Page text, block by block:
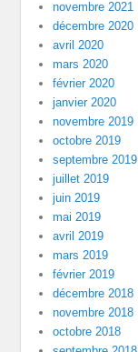
novembre 2021
décembre 2020
avril 2020
mars 2020
février 2020
janvier 2020
novembre 2019
octobre 2019
septembre 2019
juillet 2019
juin 2019
mai 2019
avril 2019
mars 2019
février 2019
décembre 2018
novembre 2018
octobre 2018